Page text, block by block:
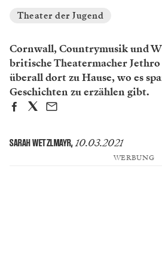
Theater der Jugend
Cornwall, Countrymusik und
britische Theatermacher
überall dort zu Hause, wo es
Geschichten zu erzählen gibt.
SARAH WETZLMAYR, 10.03.2021
WERBUNG